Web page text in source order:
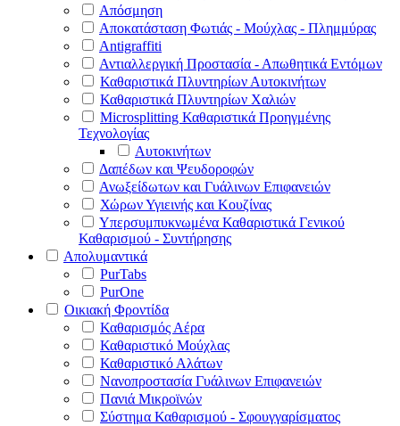
Απόσμηση
Αποκατάσταση Φωτιάς - Μούχλας - Πλημμύρας
Antigraffiti
Αντιαλλεργική Προστασία - Απωθητικά Εντόμων
Καθαριστικά Πλυντηρίων Αυτοκινήτων
Καθαριστικά Πλυντηρίων Χαλιών
Microsplitting Καθαριστικά Προηγμένης
Τεχνολογίας
Αυτοκινήτων
Δαπέδων και Ψευδοροφών
Ανωξείδωτων και Γυάλινων Επιφανειών
Χώρων Υγιεινής και Κουζίνας
Υπερσυμπυκνωμένα Καθαριστικά Γενικού
Καθαρισμού - Συντήρησης
Απολυμαντικά
PurTabs
PurOne
Οικιακή Φροντίδα
Καθαρισμός Αέρα
Καθαριστικό Μούχλας
Καθαριστικό Αλάτων
Νανοπροστασία Γυάλινων Επιφανειών
Πανιά Μικροϊνών
Σύστημα Καθαρισμού - Σφουγγαρίσματος